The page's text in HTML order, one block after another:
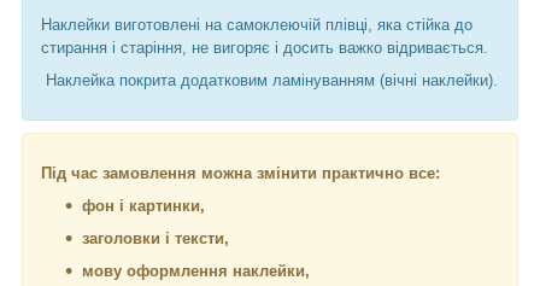
Наклейки виготовлені на самоклеючій плівці, яка стійка до
стирання і старіння, не вигоряє і досить важко відривається.
Наклейка покрита додатковим ламінуванням (вічні наклейки).
Під час замовлення можна змінити практично все:
фон і картинки,
заголовки і тексти,
мову оформлення наклейки,